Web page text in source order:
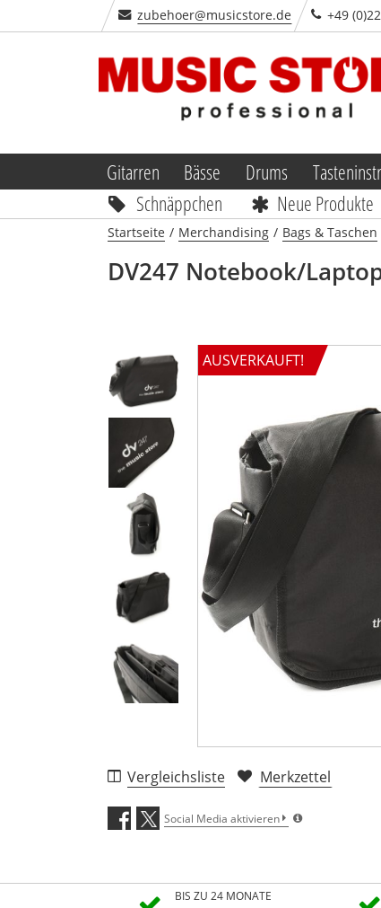
zubehoer@musicstore.de +49
Gitarren Bässe Drums
Schnäppchen
Neue Produkte
Startseite / Merchandising / Bags & Taschen
DV247 Notebook/
AUSVERKAUFT!
Vergleichsliste Merkzettel
Social Media aktivieren
BIS ZU 24 MONATE